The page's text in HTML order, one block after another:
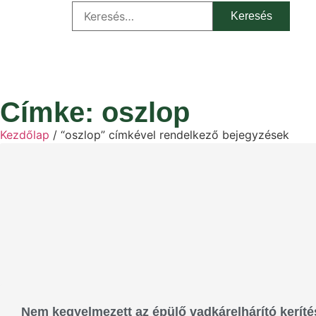
Címke: oszlop
Kezdőlap / “oszlop” címkével rendelkező bejegyzések
Nem kegyelmezett az épülő vadkárelhárító